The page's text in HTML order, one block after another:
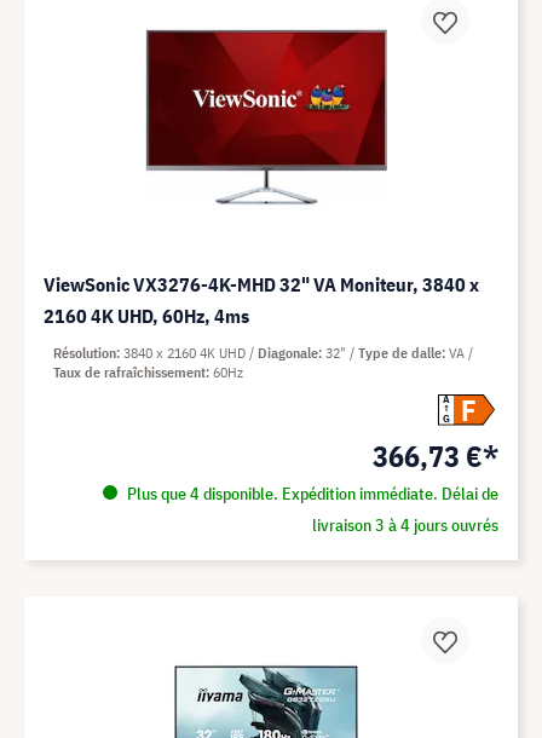
ViewSonic VX3276-4K-MHD 32" VA Moniteur, 3840 x
2160 4K UHD, 60Hz, 4ms
A
G
F
366,73 €*
Plus que 4 disponible. Expédition immédiate. Délai de
livraison 3 à 4 jours ouvrés
Résolution 3840 x 2160 4K UHD Diagonale 32" Type de dalle VA
Taux de rafraîchissement 60Hz